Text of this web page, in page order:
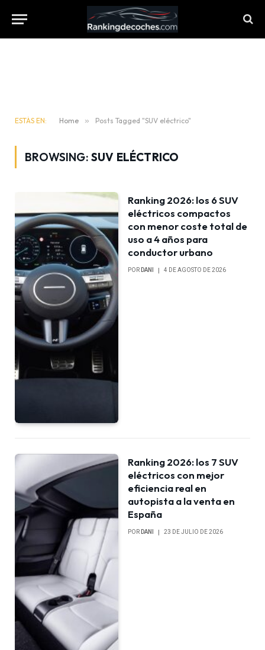
ESTÁS EN: Home » Posts Tagged "SUV eléctrico"
BROWSING: SUV ELÉCTRICO
Ranking 2026: los 6 SUV
eléctricos compactos
con menor coste total de
uso a 4 años para
conductor urbano
POR DANI 4 DE AGOSTO DE 2026
Ranking 2026: los 7 SUV
eléctricos con mejor
eficiencia real en
autopista a la venta en
España
POR DANI 23 DE JULIO DE 2026